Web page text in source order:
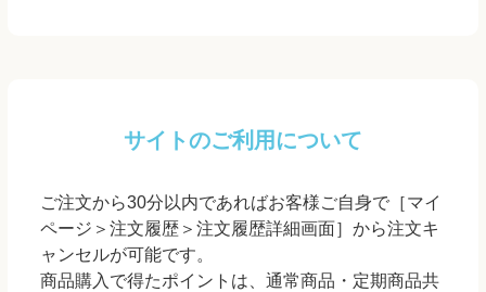
サイトのご利用について
ご注文から30分以内であればお客様ご自身で［マイ
ページ＞注文履歴＞注文履歴詳細画面］から注文キ
ャンセルが可能です。
商品購入で得たポイントは、通常商品・定期商品共